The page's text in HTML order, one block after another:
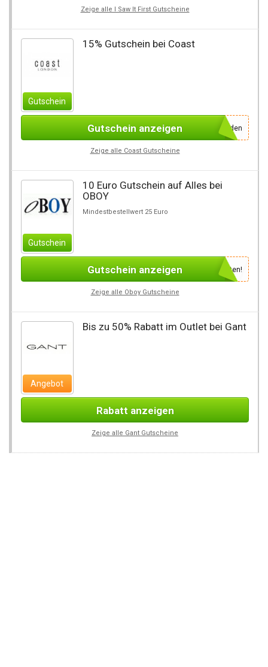
Zeige alle I Saw It First Gutscheine
Gutschein
15% Gutschein bei Coast
einfach für den Newsletter anmelden
Gutschein anzeigen
Zeige alle Coast Gutscheine
Gutschein
10 Euro Gutschein auf Alles bei
OBOY
Mindestbestellwert 25 Euro
Newsletter des Shops abonnieren, um den Gutscheincode zu erhalten!
Gutschein anzeigen
Zeige alle Oboy Gutscheine
Angebot
Bis zu 50% Rabatt im Outlet bei Gant
Rabatt anzeigen
Zeige alle Gant Gutscheine